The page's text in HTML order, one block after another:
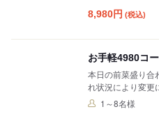
す。 例 イタリアを満喫したい！ 高級食材を取り入れ
8,980円 (税込)
お手軽4980コ
本日の前菜盛り合わせ ピッツァ パスタ 本日
れ状況により変更に
オップラの美味し
1～8名様